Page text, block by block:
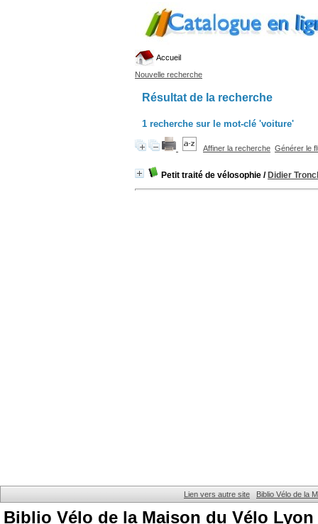
Accueil
Nouvelle recherche
Résultat de la recherche
1 recherche sur le mot-clé 'voiture'
Affiner la recherche Générer le
Petit traité de vélosophie / Didier
Lien vers autre site Biblio Vélo de la
Biblio Vélo de la Maison du Vélo Lyon